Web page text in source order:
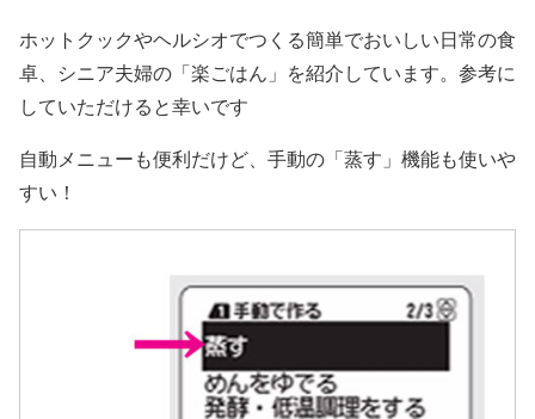
ホットクックやヘルシオでつくる簡単でおいしい日常の食
卓、シニア夫婦の「楽ごはん」を紹介しています。参考に
していただけると幸いです
自動メニューも便利だけど、手動の「蒸す」機能も使いや
すい！